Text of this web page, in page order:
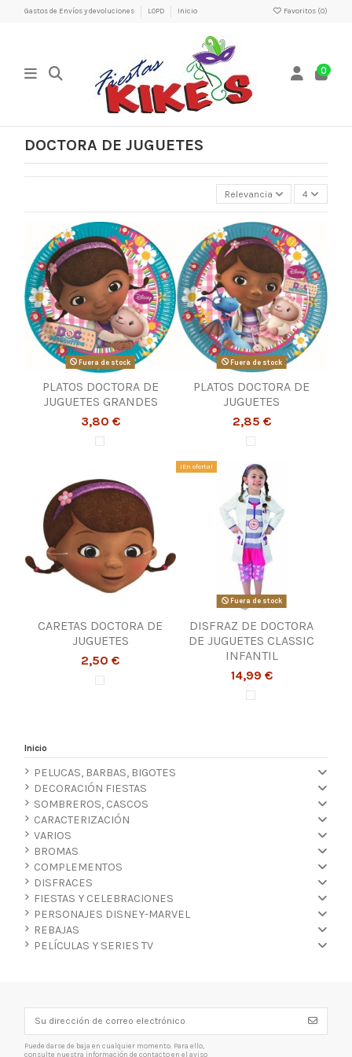
Gastos de Envíos y devoluciones LOPD Inicio Favoritos (0)
0
DOCTORA DE JUGUETES
Relevancia 4
Fuera de stock
PLATOS DOCTORA DE
JUGUETES GRANDES
3,80 €
Fuera de stock
PLATOS DOCTORA DE
JUGUETES
2,85 €
CARETAS DOCTORA DE
JUGUETES
2,50 €
¡En oferta!
Fuera de stock
DISFRAZ DE DOCTORA
DE JUGUETES CLASSIC
INFANTIL
14,99 €
Inicio
PELUCAS, BARBAS, BIGOTES
DECORACIÓN FIESTAS
SOMBREROS, CASCOS
CARACTERIZACIÓN
VARIOS
BROMAS
COMPLEMENTOS
DISFRACES
FIESTAS Y CELEBRACIONES
PERSONAJES DISNEY-MARVEL
REBAJAS
PELÍCULAS Y SERIES TV
Puede darse de baja en cualquier momento. Para ello,
consulte nuestra información de contacto en el aviso